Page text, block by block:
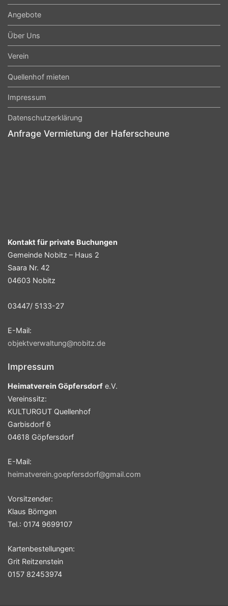
Angebote
Über Uns
Verein
Quellenhof mieten
Impressum
Datenschutzerklärung
Anfrage Vermietung der Haferscheune
Kontakt für private Buchungen
Gemeinde Nobitz – Haus 2
Saara Nr. 42
04603 Nobitz
03447/ 5133-27
E-Mail:
objektverwaltung@nobitz.de
Impressum
Heimatverein Göpfersdorf e.V.
Vereinssitz:
KULTURGUT Quellenhof
Garbisdorf 6
04618 Göpfersdorf
E-Mail:
heimatverein.goepfersdorf@gmail.com
Vorsitzender:
Klaus Börngen
Tel.: 0174 9699107
Kartenbestellungen:
Grit Reitzenstein
0157 82453974